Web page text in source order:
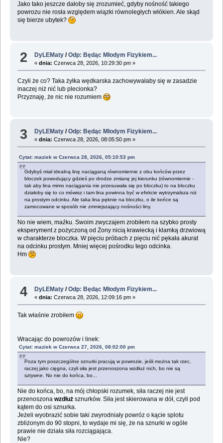
Jako tako jeszcze dałoby się zrozumieć, gdyby nośność takiego
powrozu nie rosła względem wiązki równoległych włókien. Ale skąd
się bierze ubytek?
2 DyLEMaty /Odp: Będąc Młodym Fizykiem...
«dnia: Czerwca 28, 2026, 10:29:30 pm »
Czyli że co? Taka żyłka wędkarska zachowywałaby się w zasadzie
inaczej niż nić lub plecionka?
Przyznaję, że nic nie rozumiem
3 DyLEMaty /Odp: Będąc Młodym Fizykiem...
«dnia: Czerwca 28, 2026, 08:05:50 pm »
Cytat: maziek w Czerwca 28, 2026, 05:10:53 pm
Gdybyś miał idealną linę naciąganą równomiernie z obu końców przez
bloczek powodujący gdzieś po drodze zmianę jej kierunku (równomiernie -
tak aby lina mimo naciągania nie przesuwała się po bloczku) to na bloczku
działoby się to co mówisz i tam lina powinna być w efekcie wytrzymalsza niż
na prostym odcinku. Ale taka lina pęknie na bloczku, o ile końce są
zamocowane w sposób nie zmniejszający nośności liny.
No nie wiem, maźku. Swoim zwyczajem zrobiłem na szybko prosty
eksperyment z pożyczoną od Żony nicią krawiecką i klamką drzwiową
w charakterze bloczka. W pięciu próbach z pięciu nić pękała akurat
na odcinku prostym. Mniej więcej pośrodku tego odcinka.
Hm
4 DyLEMaty /Odp: Będąc Młodym Fizykiem...
«dnia: Czerwca 28, 2026, 12:09:16 pm »
Tak właśnie zrobiłem
Wracając do powrozów i linek:
Cytat: maziek w Czerwca 27, 2026, 08:02:00 pm
Poza tym poszczególne sznurki pracują w powrozie, jeśli można tak rzec,
raczej jako cięgna, czyli siła jest przenoszona wzdłuż nich, bo nie są
sztywne. No nie do końca, bo...
Nie do końca, bo, na mój chłopski rozumek, siła raczej nie jest
przenoszona wzdłuż sznurków. Siła jest skierowana w dół, czyli pod
kątem do osi sznurka.
Jeżeli wyobrazić sobie taki zwyrodniały powróz o kącie splotu
zbliżonym do 90 stopni, to wydaje mi się, że na sznurki w ogóle
prawie nie działa siła rozciągająca.
Nie?